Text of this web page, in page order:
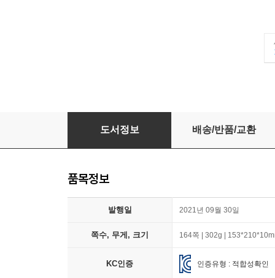
갈매기에게 나는 법을 가르쳐준 고양이
도서정보 배송/반품/교환
품목정보
발행일 2021년 09월 30일
쪽수, 무게, 크기 164쪽 | 302g |
KC인증 인증유형 : 적합성확인